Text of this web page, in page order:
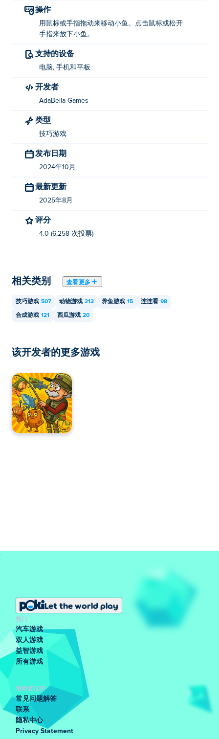
谁创造了 Fish Drop？
的第一款游戏！
您可以在Poki 上免费玩 Fish Drop。
我可以在移动设备和桌面上玩 Fish Drop 吗？
您可以在计算机和手机、平板电脑等移动设备上玩 Fish
Drop。
操作
用鼠标或手指拖动来移动小鱼。点击鼠标或松开
手指来放下小鱼。
支持的设备
电脑, 手机和平板
开发者
AdaBella Games
类型
技巧游戏
发布日期
2024年10月
最新更新
2025年8月
评分
4.0 (6,258 次投票)
相关类别 查看更多
技巧游戏 507 动物游戏 213 养鱼游戏 15 连连看 98
合成游戏 121 西瓜游戏 20
该开发者的更多游戏
Let the world play
热门
汽车游戏
双人游戏
益智游戏
所有游戏
帮助和支持
常见问题解答
联系
隐私中心
Privacy Statement